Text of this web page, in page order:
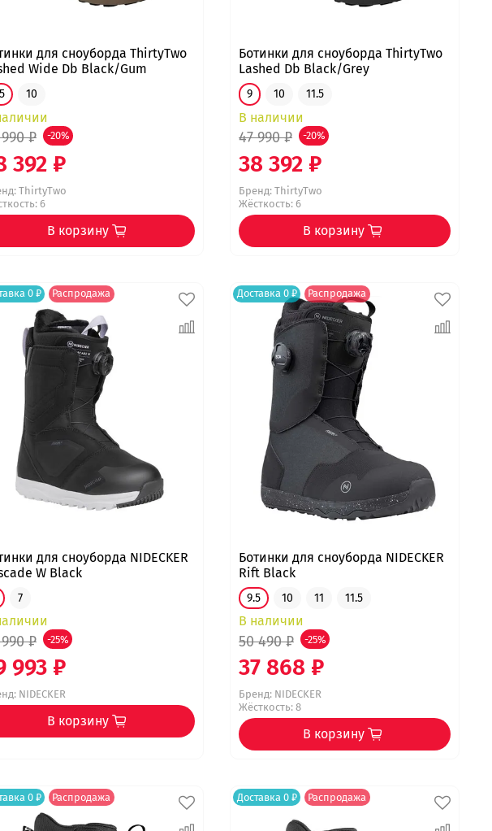
для сноуборда ThirtyTwo
Wide Db Black/Gum
10
₽ -20%
392 ₽
ThirtyTwo
6
В корзину
Ботинки для сноуборда ThirtyTwo
Lashed Db Black/Grey
9 10 11.5
В наличии
47 990 ₽ -20%
38 392 ₽
Бренд: ThirtyTwo
Жёсткость: 6
В корзину
0 ₽ Распродажа
для сноуборда NIDECKER
W Black
7
₽ -25%
993 ₽
NIDECKER
В корзину
Доставка 0 ₽ Распродажа
Ботинки для сноуборда NIDECKER
Rift Black
9.5 10 11 11.5
В наличии
50 490 ₽ -25%
37 868 ₽
Бренд: NIDECKER
Жёсткость: 8
В корзину
0 ₽ Распродажа Доставка 0 ₽ Распродажа